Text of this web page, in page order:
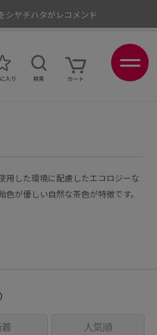
シヤチハタがレコメンド
用した環境に配慮したエコロジーな
色が優しい自然な茶色が特徴です。
人気順